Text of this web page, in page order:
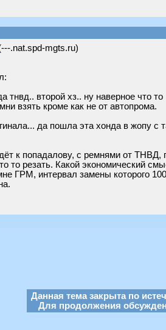
.nat.spd-mgts.ru)
тнвд.. второй хз.. ну наверное что
взять кроме как не от автопрома.
да пошла эта хонда в жопу с
к попадалову, с ремнями от ТНВД,
то резать. Какой экономический
ГРМ, интервал замены которого
Данная тема закрыта по
Для продолжения